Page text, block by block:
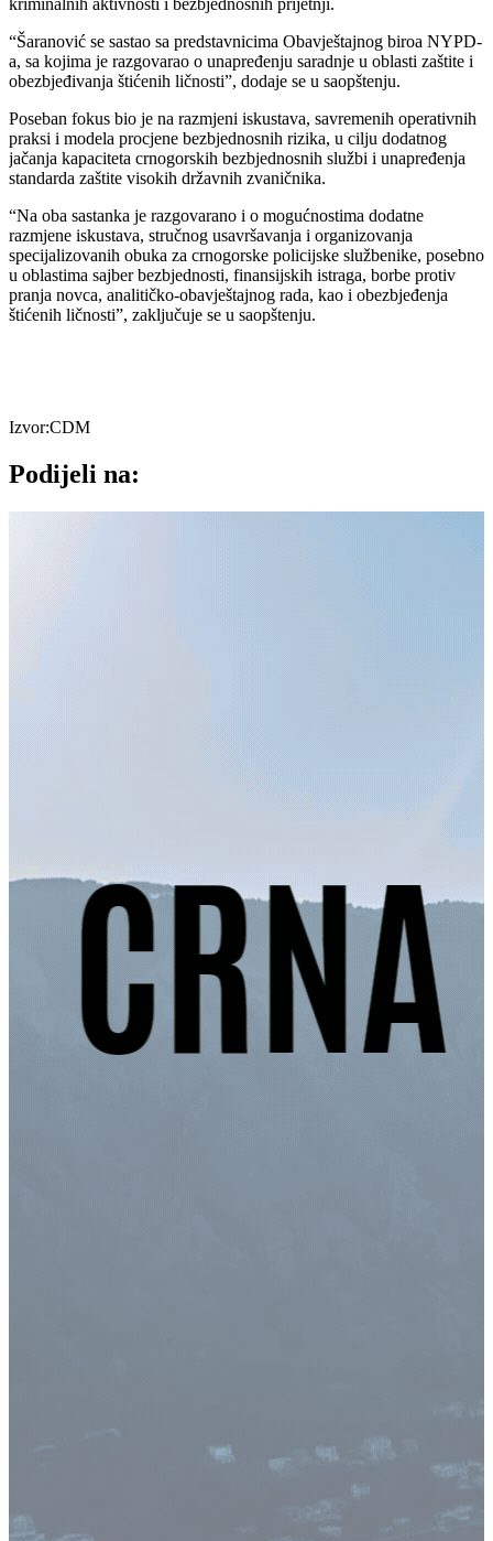
“Šaranović se sastao sa predstavnicima Obavještajnog biroa NYPD-
a, sa kojima je razgovarao o unapređenju saradnje u oblasti zaštite i
obezbjeđivanja štićenih ličnosti”, dodaje se u saopštenju.
Poseban fokus bio je na razmjeni iskustava, savremenih operativnih
praksi i modela procjene bezbjednosnih rizika, u cilju dodatnog
jačanja kapaciteta crnogorskih bezbjednosnih službi i unapređenja
standarda zaštite visokih državnih zvaničnika.
“Na oba sastanka je razgovarano i o mogućnostima dodatne
razmjene iskustava, stručnog usavršavanja i organizovanja
specijalizovanih obuka za crnogorske policijske službenike, posebno
u oblastima sajber bezbjednosti, finansijskih istraga, borbe protiv
pranja novca, analitičko-obavještajnog rada, kao i obezbjeđenja
štićenih ličnosti”, zaključuje se u saopštenju.
Izvor:CDM
Podijeli na: